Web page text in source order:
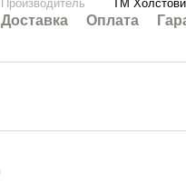
Производитель
ТМ
Доставка Оплата